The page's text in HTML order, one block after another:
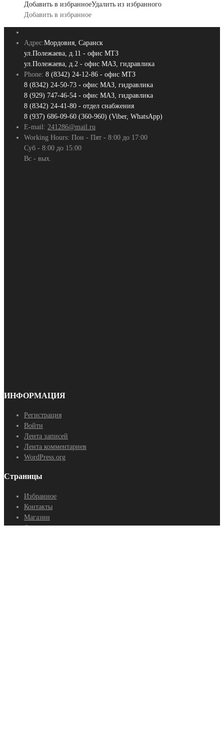
Добавить в избранноеУдалить из избранного
Добавить в избранное
Адрес:Мордовия, Саранск
ул.Полежаева, д.11 - офис МТЗ
ул.Полежаева, д.2 - офис МАЗ, гидравлика
Phone: 8 (8342) 24-12-86 - офис МТЗ
8 (8342) 24-50-73 - офис МАЗ, гидравлика
8 (929) 747-46-54 - офис МАЗ, гидравлика
8 (8342) 24-41-80 - отдел снабжения
8 (937) 686-09-60 (360-960) (Viber, WhatsApp)
E-mail: 241286@mail.ru
Working Hours: Пон - Пят - 8:00 до 17:00
Суб - 8:00 до 15:00
Вс - вых.
ИНФОРМАЦИЯ
Регистрация
Войти
Лента записей
Лента комментариев
WordPress.org
Страницы
Избранное
Контакты
Магазин
Оптовые поставки